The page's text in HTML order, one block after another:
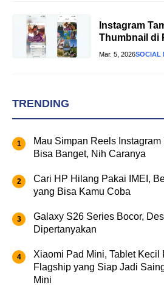
Instagram
Thumbnail di
Mar. 5, 2026SOCIAL
TRENDING
Mau Simpan Reels Instagram
Bisa Banget, Nih Caranya
Cari HP Hilang Pakai IMEI,
yang Bisa Kamu Coba
Galaxy S26 Series Bocor,
Dipertanyakan
Xiaomi Pad Mini, Tablet Kecil
Flagship yang Siap Jadi
Mini